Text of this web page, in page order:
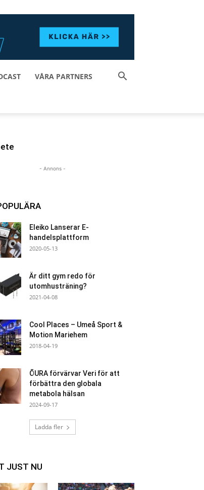
VÅRA PARTNERS
- Annons -
Eleiko Lanserar E-
handelsplattform
2020-05-13
Är ditt gym redo för
utomhusträning?
2021-04-08
Cool Places – Umeå Sport &
Motion Mariehem
2018-04-19
ŌURA förvärvar Veri för att
förbättra den globala
metabola hälsan
2024-09-17
Ladda fler
JUST NU